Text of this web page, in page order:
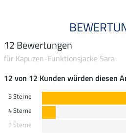
12 Bewertungen
für Kapuzen-Funktionsjacke Sara
12 von 12 Kunden würden diesen
5 Sterne
4 Sterne
3 Sterne